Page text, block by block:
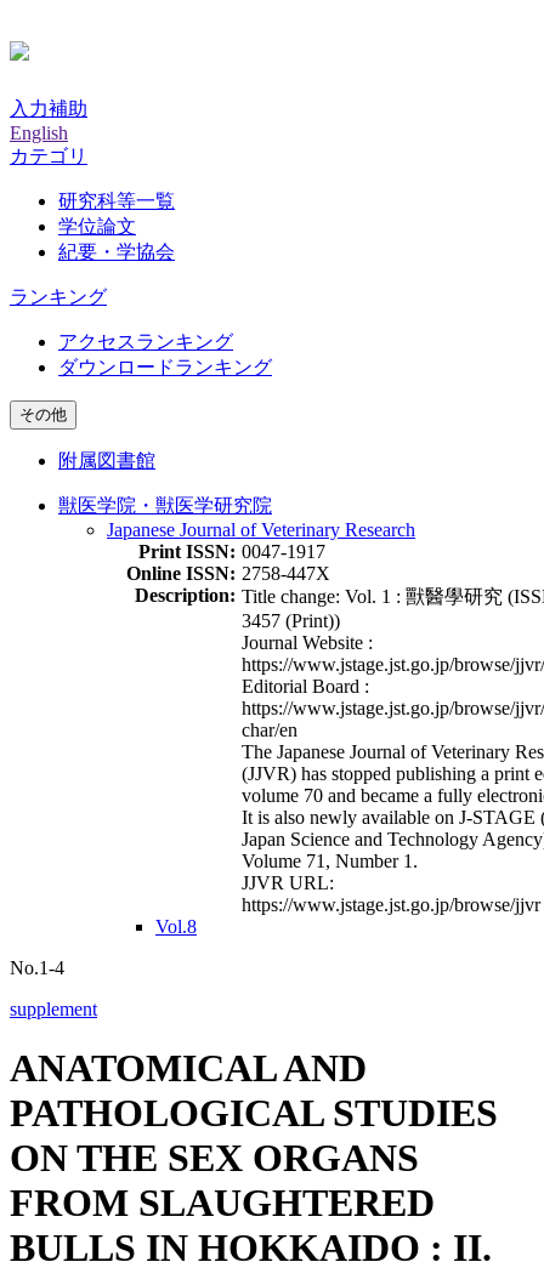
入力補助
English
カテゴリ
研究科等一覧
学位論文
紀要・学協会
ランキング
アクセスランキング
ダウンロードランキング
その他
附属図書館
獣医学院・獣医学研究院
Japanese Journal of Veterinary Research
Print ISSN: 0047-1917
Online ISSN: 2758-447X
Description: Title change: Vol. 1 : 獸醫學研究
3457 (Print))
Journal Website :
https://www.jstage.jst.go.jp/browse/
Editorial Board :
https://www.jstage.jst.go.jp/browse/
char/en
The Japanese Journal of Veterinary
(JJVR) has stopped publishing a print
volume 70 and became a fully
It is also newly available on J-STAGE
Japan Science and Technology
Volume 71, Number 1.
JJVR URL:
https://www.jstage.jst.go.jp/browse/jjvr
Vol.8
No.1-4
supplement
ANATOMICAL AND
PATHOLOGICAL STUDIES
ON THE SEX ORGANS
FROM SLAUGHTERED
BULLS IN HOKKAIDO : II.